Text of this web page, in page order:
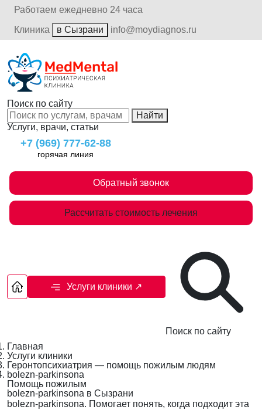
Работаем ежедневно 24 часа
Клиника
в Сызрани info@moydiagnos.ru
Поиск по сайту
Найти
Услуги, врачи, статьи
+7 (969) 777-62-88
горячая линия
Обратный звонок
Рассчитать стоимость лечения
Услуги клиники ↗
Поиск по сайту
Главная
Услуги клиники
Геронтопсихиатрия — помощь пожилым людям
bolezn-parkinsona
Помощь пожилым
bolezn-parkinsona в Сызрани
bolezn-parkinsona. Помогает понять, когда подходит эта